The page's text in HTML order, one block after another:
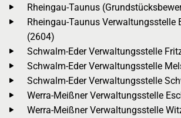
Rheingau-Taunus
Rheingau-Taunus Verwaltungsstelle
(2604)
Schwalm-Eder Verwaltungsstelle
Schwalm-Eder Verwaltungsstelle
Schwalm-Eder Verwaltungsstelle
Werra-Meißner Verwaltungsstelle
Werra-Meißner Verwaltungsstelle